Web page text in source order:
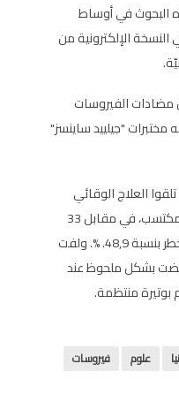
البحوث في أوساط
الإلكترونية من
مضادات الفيروسات
"جيلييد ساينسز"
أصيب 17 مدمناً تلقوا العلاج الوقائي
بفيروس نقص المناعة البشرية المكتسب، في مقابل 33
في فريق المقارنة، أي انخفض الخطر بنسبة 48,9. %. ولفت
بشكل ملحوظ عند
بوتيرة منتظمة.
علوم
فيروسات